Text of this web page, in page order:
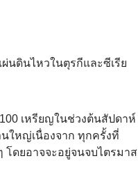
นดินไหวในตุรกีและซีเรีย
เหรียญในช่วงต้นสัปดาห์
ใหญ่เนื่องจาก ทุกครั้งที่
ดยอาจจะอยู่จนจบไตรมาส